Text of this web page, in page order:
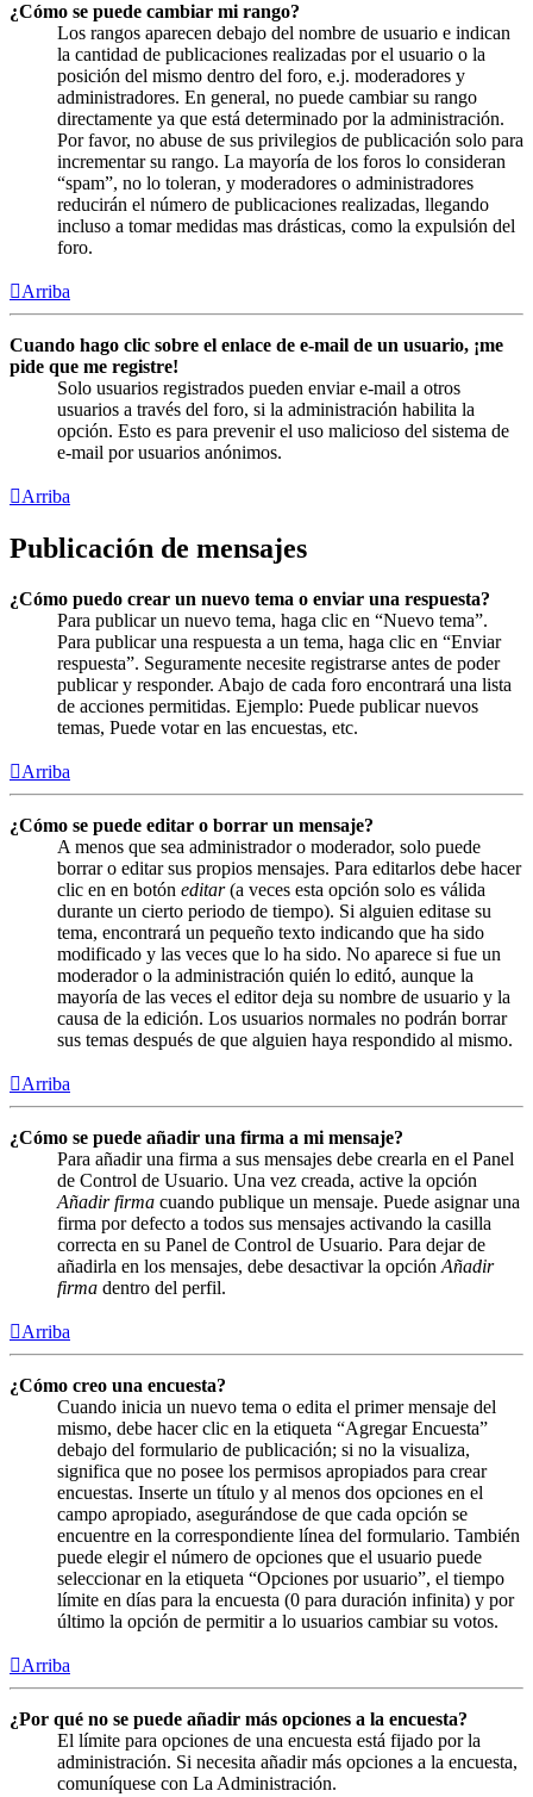
¿Cómo se puede cambiar mi rango?
Los rangos aparecen debajo del nombre de usuario e indican
la cantidad de publicaciones realizadas por el usuario o la
posición del mismo dentro del foro, e.j. moderadores y
administradores. En general, no puede cambiar su rango
directamente ya que está determinado por la administración.
Por favor, no abuse de sus privilegios de publicación solo para
incrementar su rango. La mayoría de los foros lo consideran
“spam”, no lo toleran, y moderadores o administradores
reducirán el número de publicaciones realizadas, llegando
incluso a tomar medidas mas drásticas, como la expulsión del
foro.
Arriba
Cuando hago clic sobre el enlace de e-mail de un usuario, ¡me
pide que me registre!
Solo usuarios registrados pueden enviar e-mail a otros
usuarios a través del foro, si la administración habilita la
opción. Esto es para prevenir el uso malicioso del sistema de
e-mail por usuarios anónimos.
Arriba
Publicación de mensajes
¿Cómo puedo crear un nuevo tema o enviar una respuesta?
Para publicar un nuevo tema, haga clic en “Nuevo tema”.
Para publicar una respuesta a un tema, haga clic en “Enviar
respuesta”. Seguramente necesite registrarse antes de poder
publicar y responder. Abajo de cada foro encontrará una lista
de acciones permitidas. Ejemplo: Puede publicar nuevos
temas, Puede votar en las encuestas, etc.
Arriba
¿Cómo se puede editar o borrar un mensaje?
A menos que sea administrador o moderador, solo puede
borrar o editar sus propios mensajes. Para editarlos debe hacer
clic en en botón editar(a veces esta opción solo es válida
durante un cierto periodo de tiempo). Si alguien editase su
tema, encontrará un pequeño texto indicando que ha sido
modificado y las veces que lo ha sido. No aparece si fue un
moderador o la administración quién lo editó, aunque la
mayoría de las veces el editor deja su nombre de usuario y la
causa de la edición. Los usuarios normales no podrán borrar
sus temas después de que alguien haya respondido al mismo.
Arriba
¿Cómo se puede añadir una firma a mi mensaje?
Para añadir una firma a sus mensajes debe crearla en el Panel
de Control de Usuario. Una vez creada, active la opción
Añadir firma cuando publique un mensaje. Puede asignar una
firma por defecto a todos sus mensajes activando la casilla
correcta en su Panel de Control de Usuario. Para dejar de
añadirla en los mensajes, debe desactivar la opción Añadir
firma dentro del perfil.
Arriba
¿Cómo creo una encuesta?
Cuando inicia un nuevo tema o edita el primer mensaje del
mismo, debe hacer clic en la etiqueta “Agregar Encuesta”
debajo del formulario de publicación; si no la visualiza,
significa que no posee los permisos apropiados para crear
encuestas. Inserte un título y al menos dos opciones en el
campo apropiado, asegurándose de que cada opción se
encuentre en la correspondiente línea del formulario. También
puede elegir el número de opciones que el usuario puede
seleccionar en la etiqueta “Opciones por usuario”, el tiempo
límite en días para la encuesta (0 para duración infinita) y por
último la opción de permitir a lo usuarios cambiar su votos.
Arriba
¿Por qué no se puede añadir más opciones a la encuesta?
El límite para opciones de una encuesta está fijado por la
administración. Si necesita añadir más opciones a la encuesta,
comuníquese con La Administración.